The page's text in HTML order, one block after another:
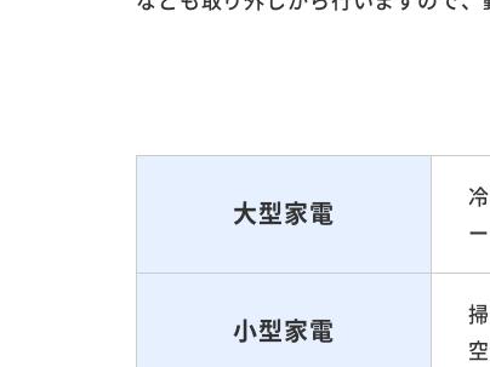
大型家電
小型家電